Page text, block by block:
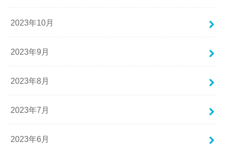
2023年10月
2023年9月
2023年8月
2023年7月
2023年6月